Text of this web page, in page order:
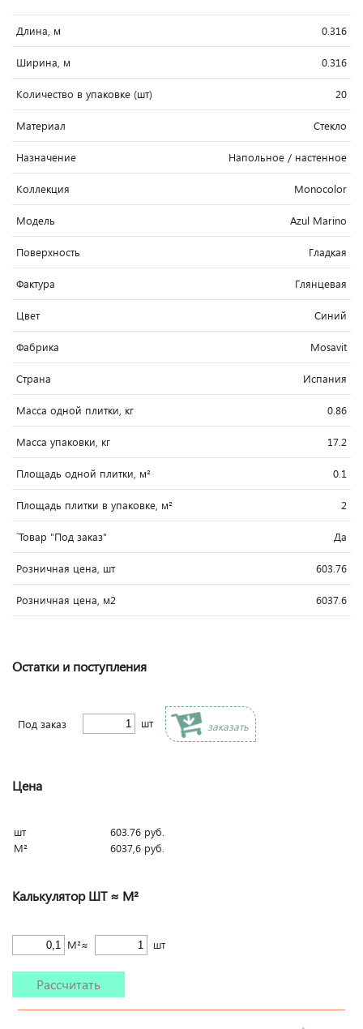
Длина, м 0.316
Ширина, м 0.316
Количество в упаковке (шт) 20
Материал Стекло
Назначение Напольное / настенное
Коллекция Monocolor
Модель Azul Marino
Поверхность Гладкая
Фактура Глянцевая
Цвет Синий
Фабрика Mosavit
Страна Испания
Масса одной плитки, кг 0.86
Масса упаковки, кг 17.2
Площадь одной плитки, м² 0.1
Площадь плитки в упаковке, м² 2
`Товар "Под заказ" Да
Розничная цена, шт 603.76
Розничная цена, м2 6037.6
Остатки и поступления
Под заказ шт заказать
Цена
шт 603.76 руб.
М²
6037,6 руб.
Калькулятор ШТ ≈ М²
М²≈ шт
Рассчитать